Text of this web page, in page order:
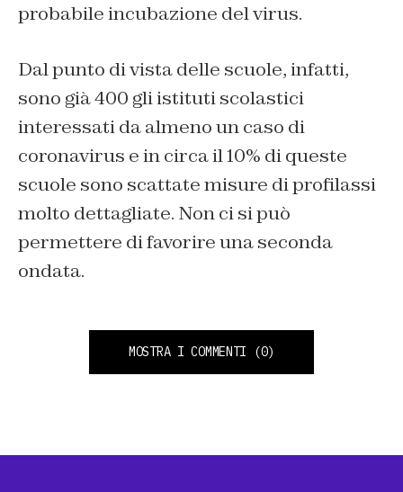
probabile incubazione del virus.
Dal punto di vista delle scuole, infatti,
sono già 400 gli istituti scolastici
interessati da almeno un caso di
coronavirus e in circa il 10% di queste
scuole sono scattate misure di profilassi
molto dettagliate. Non ci si può
permettere di favorire una seconda
ondata.
MOSTRA I COMMENTI (0)